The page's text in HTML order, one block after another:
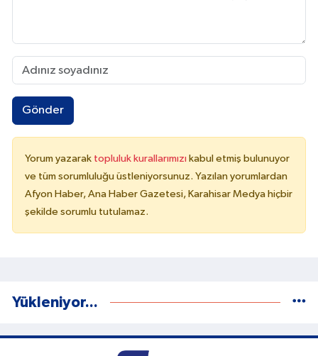
Gönder
Yorum yazarak topluluk kurallarımızı kabul etmiş bulunuyor
ve tüm sorumluluğu üstleniyorsunuz. Yazılan yorumlardan
Afyon Haber, Ana Haber Gazetesi, Karahisar Medya hiçbir
şekilde sorumlu tutulamaz.
Yükleniyor...